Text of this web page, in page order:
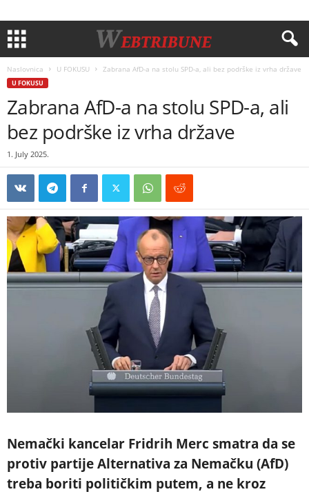
Naslovnica U FOKUSU Zabrana AfD-a na stolu SPD-a, ali bez podrške iz vrha države
U FOKUSU
Zabrana AfD-a na stolu SPD-a, ali
bez podrške iz vrha države
1. July 2025.
Nemački kancelar Fridrih Merc smatra da se
protiv partije Alternativa za Nemačku (AfD)
treba boriti političkim putem, a ne kroz